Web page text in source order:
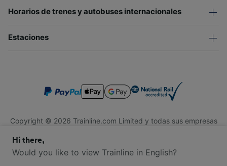
Horarios de trenes y autobuses internacionales
Estaciones
Copyright © 2026 Trainline.com Limited y todas sus empresas
Trainline.com Limited está registrada en Inglaterra y Gales.
Compañía No. 3846791. Dirección: 1 Stonecutter St, Londres
Hi there,
Would you like to view Trainline in English?